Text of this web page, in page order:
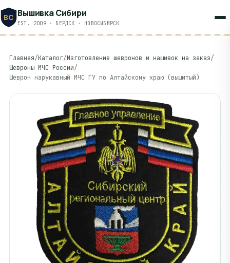
ВС Вышивка Сибири
EST. 2009 · БЕРДСК · НОВОСИБИРСК
Главная/Каталог/Изготовление шевронов и нашивок на заказ/
Шевроны МЧС России/
Шеврон нарукавный МЧС ГУ по Алтайскому краю (вышитый)